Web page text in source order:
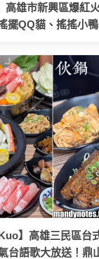
高雄市新興區爆紅
擺QQ貓、搖搖小鴨
】高雄三民區台
台語歌大放送！鼎